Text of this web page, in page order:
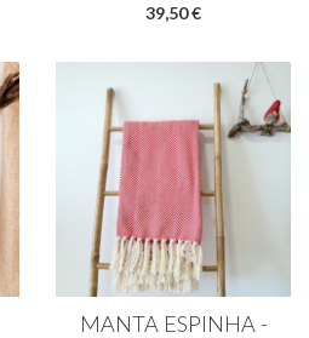
39,50 €
MANTA ESPINHA -